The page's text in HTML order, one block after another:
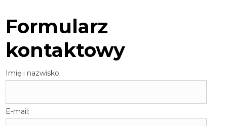
Formularz
kontaktowy
Imię i nazwisko:
E-mail: